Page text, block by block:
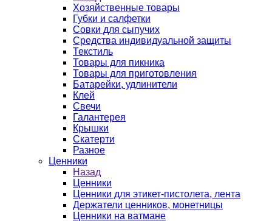
Хозяйственные товары
Губки и салфетки
Совки для сыпучих
Средства индивидуальной защиты
Текстиль
Товары для пикника
Товары для приготовления
Батарейки, удлинители
Клей
Свечи
Галантерея
Крышки
Скатерти
Разное
Ценники
Назад
Ценники
Ценники для этикет-пистолета, лента
Держатели ценников, монетницы
Ценники на ватмане